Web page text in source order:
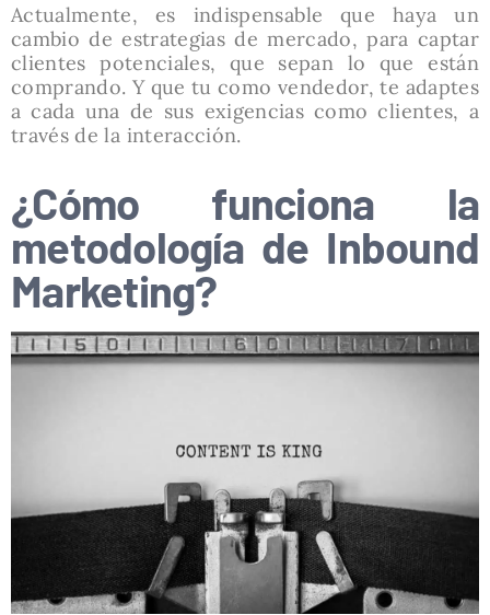
Actualmente, es indispensable que haya un
cambio de estrategias de mercado, para captar
clientes potenciales, que sepan lo que están
comprando. Y que tu como vendedor, te adaptes
a cada una de sus exigencias como clientes, a
través de la interacción.
¿Cómo funciona la
metodología de Inbound
Marketing?